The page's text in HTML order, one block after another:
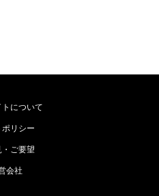
トについて
リシー
・ご要望
会社